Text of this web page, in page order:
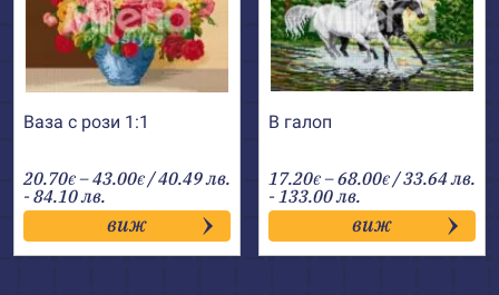
Ваза с рози 1:1
20.70€ –43.00€Price
range:
20.70€
through
43.00€
/ 40.49 лв.
- 84.10 лв.
виж
В галоп
17.20€ –68.00€Price
range:
17.20€
through
68.00€
/ 33.64 лв.
- 133.00 лв.
виж